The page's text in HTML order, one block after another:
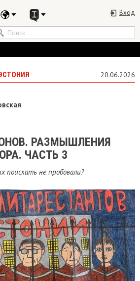
Вход
20.06.2026
РАЗМЫШЛЕНИЯ
ЧАСТЬ 3
поискать не пробовали?